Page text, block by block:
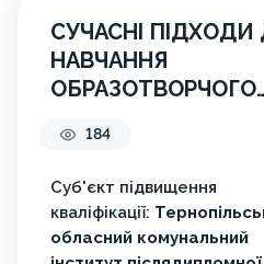
СУЧАСНІ ПІДХОДИ
НАВЧАННЯ
ОБРАЗОТВОРЧОГО
ЦИКЛУ БАЗОВОГО
ПРЕДМЕТНОГО
НАВЧАННЯ В НОВІЙ
УКРАЇНСЬКІЙ ШКОЛІ
184
Суб'єкт підвищення
кваліфікації:
обласний комунальний